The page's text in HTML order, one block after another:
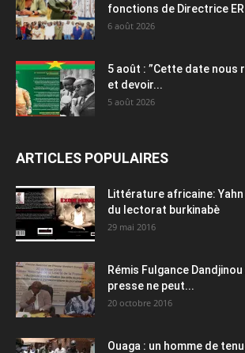
fonctions de Directrice ER
6 août 2026
5 août : ”Cette date nous
et devoir...
5 août 2026
ARTICLES POPULAIRES
Littérature africaine:
du lectorat burkinabè
29 mai 2016
Rémis Fulgance
presse ne peut...
20 octobre 2016
Ouaga : un homme de